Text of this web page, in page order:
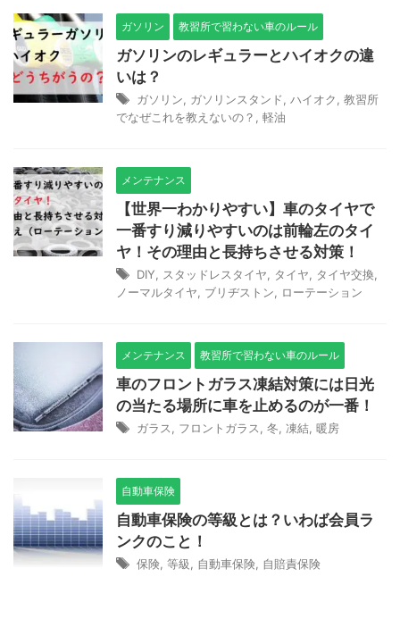
ガソリン 教習所で習わない車のルール
ガソリンのレギュラーとハイオクの違
いは？
ガソリン, ガソリンスタンド, ハイオク, 教習所
でなぜこれを教えないの？ , 軽油
メンテナンス
【世界一わかりやすい】車のタイヤで
一番すり減りやすいのは前輪左のタイ
ヤ！その理由と長持ちさせる対策！
DIY, スタッドレスタイヤ, タイヤ, タイヤ交換,
ノーマルタイヤ, ブリヂストン, ローテーション
メンテナンス 教習所で習わない車のルール
車のフロントガラス凍結対策には日光
の当たる場所に車を止めるのが一番！
ガラス, フロントガラス, 冬, 凍結, 暖房
自動車保険
自動車保険の等級とは？いわば会員ラ
ンクのこと！
保険, 等級, 自動車保険, 自賠責保険